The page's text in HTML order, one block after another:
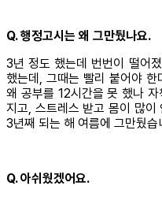
Q. 행정고시는 왜 그만뒀나요.
3년 정도 했는데 번번이 떨어
했는데, 그때는 빨리 붙어야
왜 공부를 12시간을 못 했나
지고, 스트레스 받고 몸이 많이
3년째 되는 해 여름에 그만뒀습
Q. 아쉬웠겠어요.